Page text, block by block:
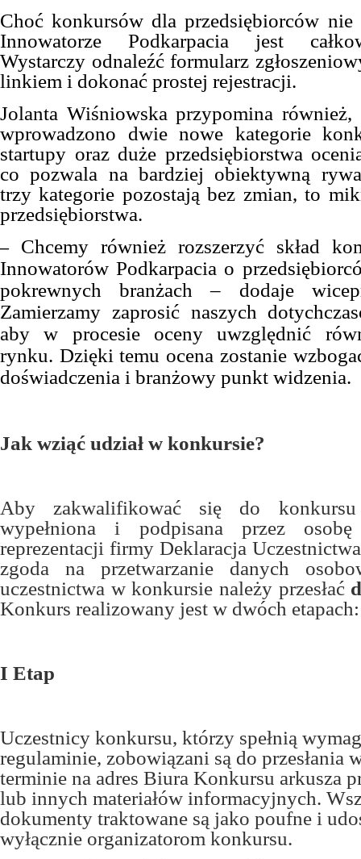
Choć konkursów dla przedsiębiorców nie
Innowatorze Podkarpacia jest
Wystarczy odnaleźć formularz
linkiem i dokonać prostej rejestracji.
Jolanta Wiśniowska przypomina
wprowadzono dwie nowe kategorie
startupy oraz duże przedsiębiorstwa
co pozwala na bardziej obiektywną
trzy kategorie pozostają bez zmian, to
przedsiębiorstwa.
– Chcemy również rozszerzyć skład
Innowatorów Podkarpacia o
pokrewnych branżach – dodaje
Zamierzamy zaprosić naszych
aby w procesie oceny uwzględnić
rynku. Dzięki temu ocena zostanie
doświadczenia i branżowy punkt widzenia.
Jak wziąć udział w konkursie?
Aby zakwalifikować się do
wypełniona i podpisana przez
reprezentacji firmy Deklaracja
zgoda na przetwarzanie danych
uczestnictwa w konkursie należy przesłać
Konkurs realizowany jest w dwóch etapach:
I Etap
Uczestnicy konkursu, którzy spełnią
regulaminie, zobowiązani są do przesłania
terminie na adres Biura Konkursu arkusza
lub innych materiałów informacyjnych.
dokumenty traktowane są jako poufne i
wyłącznie organizatorom konkursu.